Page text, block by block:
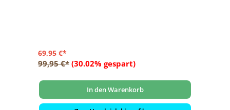
69,95 €*
99,95 €* (30.02% gespart)
In den Warenkorb